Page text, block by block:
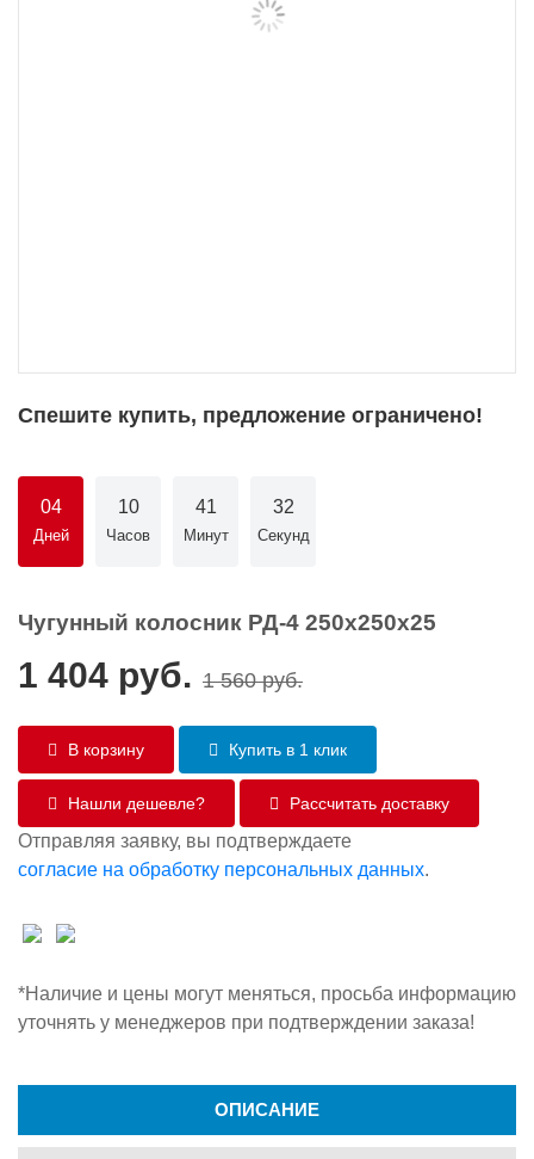
Спешите купить, предложение ограничено!
04
Дней
10
Часов
41
Минут
32
Секунд
Чугунный колосник РД-4 250х250х25
1 404 руб. 1 560 руб.
В корзину Купить в 1 клик
Нашли дешевле? Рассчитать доставку
Отправляя заявку, вы подтверждаете
согласие на обработку персональных данных.
*Наличие и цены могут меняться, просьба информацию
уточнять у менеджеров при подтверждении заказа!
ОПИСАНИЕ